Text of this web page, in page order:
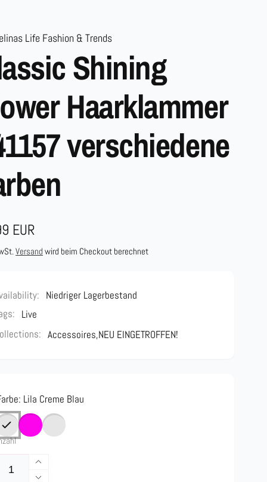
Life Fashion & Trends
Shining
Haarklammer
verschiedene
EUR
Versand wird beim Checkout berechnet
Niedriger Lagerbestand
Live
Accessoires,NEU EINGETROFFEN!
Lila Creme Blau
Erhöhe